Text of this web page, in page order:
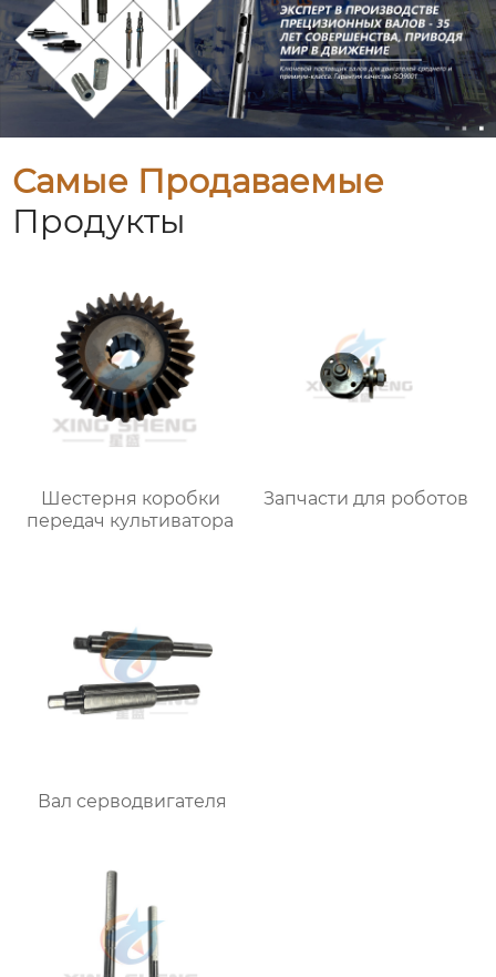
Самые Продаваемые
Продукты
Шестерня коробки
передач культиватора
Запчасти для роботов
Вал серводвигателя